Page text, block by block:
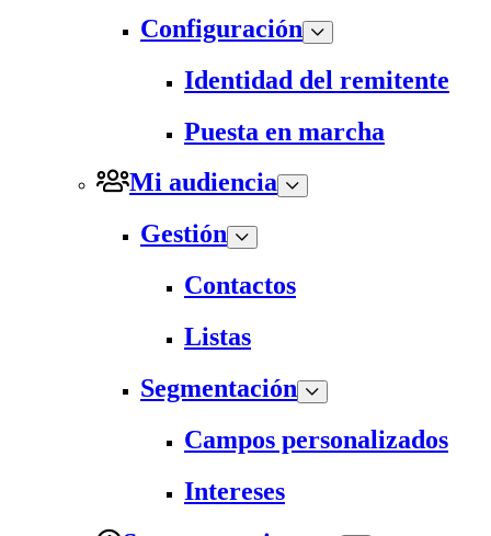
Configuración
Identidad del remitente
Puesta en marcha
Mi audiencia
Gestión
Contactos
Listas
Segmentación
Campos personalizados
Intereses